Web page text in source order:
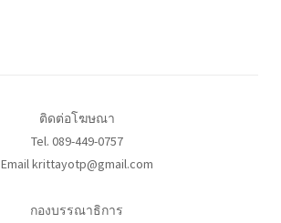
ติดต่อโฆษณา
Tel. 089-449-0757
Email krittayotp@gmail.com
กองบรรณาธิการ